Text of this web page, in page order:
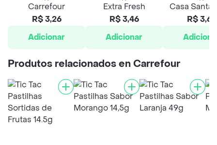
Carrefour
R$ 3,26
Adicionar
Extra Fresh
R$ 3,46
Adicionar
Casa Santa
R$ 3,62
Produtos relacionados en Carrefour